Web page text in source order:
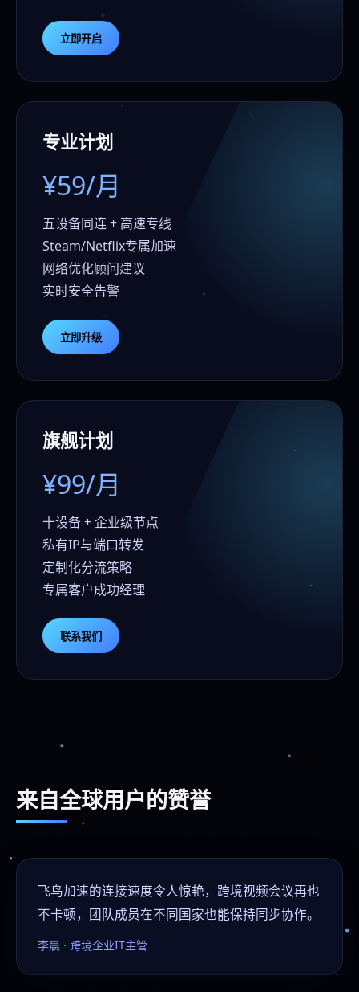
立即开启
专业计划
¥59/月
五设备同连 + 高速专线
Steam/Netflix专属加速
网络优化顾问建议
实时安全告警
立即升级
旗舰计划
¥99/月
十设备 + 企业级节点
私有IP与端口转发
定制化分流策略
专属客户成功经理
联系我们
来自全球用户的赞誉
飞鸟加速的连接速度令人惊艳，跨境视频会议再也
不卡顿，团队成员在不同国家也能保持同步协作。
李晨 · 跨境企业IT主管